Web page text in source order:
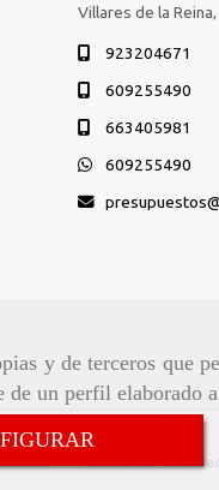
y de terceros que
de un perfil
Villares de la Reina,
923204671
609255490
663405981
609255490
presupuestos
Política de